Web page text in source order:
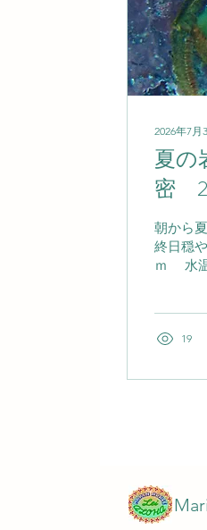
2026年7月
夏の
密
朝から
終日穏
ｍ 水
敵を感
レーシ
身を隠
り動か
す。 イ
19